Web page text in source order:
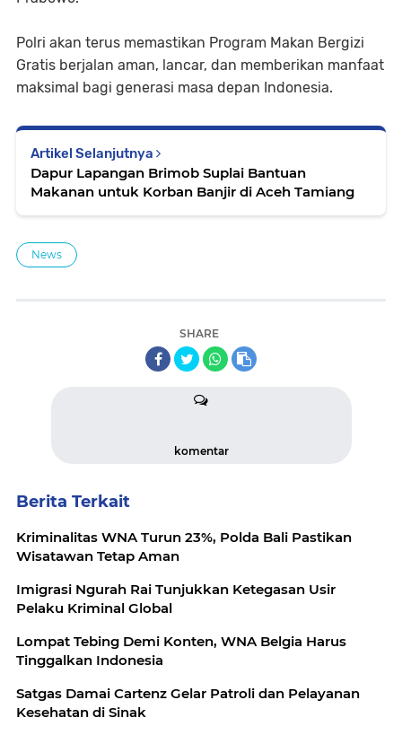
Polri akan terus memastikan Program Makan Bergizi
Gratis berjalan aman, lancar, dan memberikan manfaat
maksimal bagi generasi masa depan Indonesia.
Artikel Selanjutnya
Dapur Lapangan Brimob Suplai Bantuan
Makanan untuk Korban Banjir di Aceh Tamiang
News
SHARE
komentar
Berita Terkait
Kriminalitas WNA Turun 23%, Polda Bali Pastikan
Wisatawan Tetap Aman
Imigrasi Ngurah Rai Tunjukkan Ketegasan Usir
Pelaku Kriminal Global
Lompat Tebing Demi Konten, WNA Belgia Harus
Tinggalkan Indonesia
Satgas Damai Cartenz Gelar Patroli dan Pelayanan
Kesehatan di Sinak